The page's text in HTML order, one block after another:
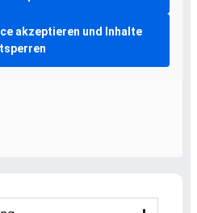
akzeptieren und Inhalte